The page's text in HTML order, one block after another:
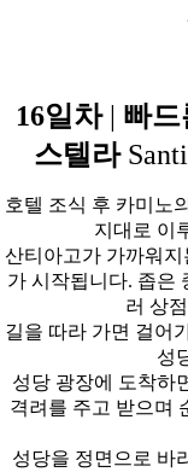
16일차 | 빠드
스텔라
호텔 조식 후 카미노
지대로 이
산티아고가 가까워지
가 시작됩니다. 좁은
러 상
길을 따라 가면 걸어
성
성당 광장에 도착하
격려를 주고 받으며
성당을 정면으로 바